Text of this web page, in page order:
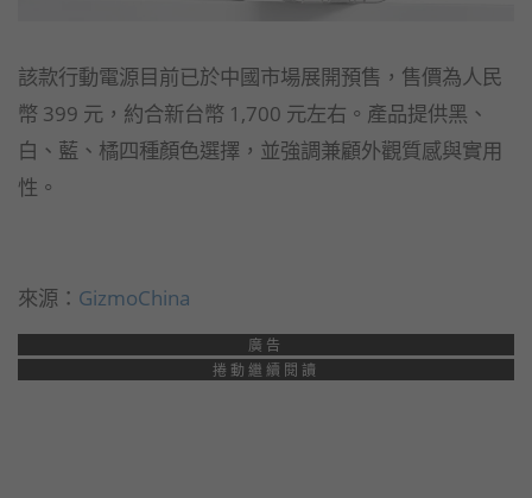
該款行動電源目前已於中國市場展開預售，售價為人民
幣 399 元，約合新台幣 1,700 元左右。產品提供黑、
白、藍、橘四種顏色選擇，並強調兼顧外觀質感與實用
性。
來源： GizmoChina
廣告
捲動繼續閱讀